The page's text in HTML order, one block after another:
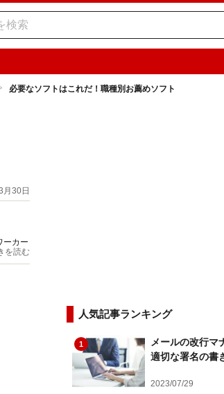
必要なソフトはこれだ！職種別お薦めソフト
月30日
ーカー
探る。
を読む
人気記事ランキング
1
メールの改行マ
適切な署名の書
2023/07/29